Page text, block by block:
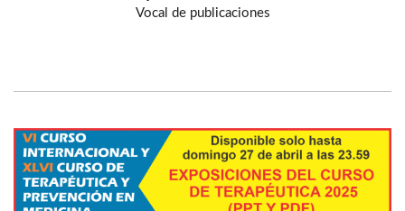
Vocal de publicaciones